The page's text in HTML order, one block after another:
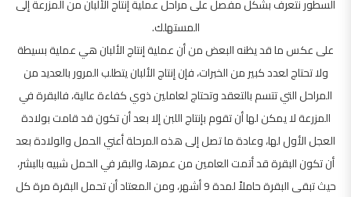
السطور نتعرف بشكل مفصل على مراحل عملية إنتاج الألبان من المزرعة إلى
المستهلك.
على عكس ما قد يظنه البعض من أن عملية إنتاج الألبان هي عملية بسيطة
ولا تحتاج لعدد كبير من الخبرات، فإن إنتاج الألبان يتطلب المرور بالعديد من
المراحل التي تتسم بالتعقد وتحتاج لعاملين ذوي كفاءة عالية، فالبقرة في
المزرعة لا يمكن لها أن تقوم بإنتاج اللبن إلا بعد أن تكون قد قامت بولادة
العجل الأول لها، وعادة ما تصل إلى هذه المرحلة أعني الحمل والولادة بعد
أن تكون البقرة قد أتمت العامين من عمرها، والبقر في الحمل شبيه بالبشر،
حيث تبقى البقرة حاملاً لمدة 9 أشهر، ومن المعتاد أن تحمل البقرة مرة كل